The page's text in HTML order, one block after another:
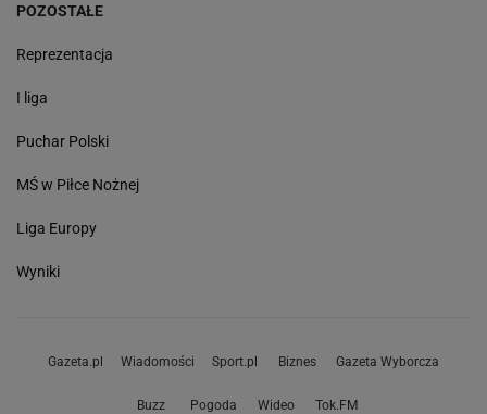
POZOSTAŁE
Reprezentacja
I liga
Puchar Polski
MŚ w Piłce Nożnej
Liga Europy
Wyniki
Gazeta.pl Wiadomości Sport.pl Biznes Gazeta Wyborcza
Buzz Pogoda Wideo Tok.FM